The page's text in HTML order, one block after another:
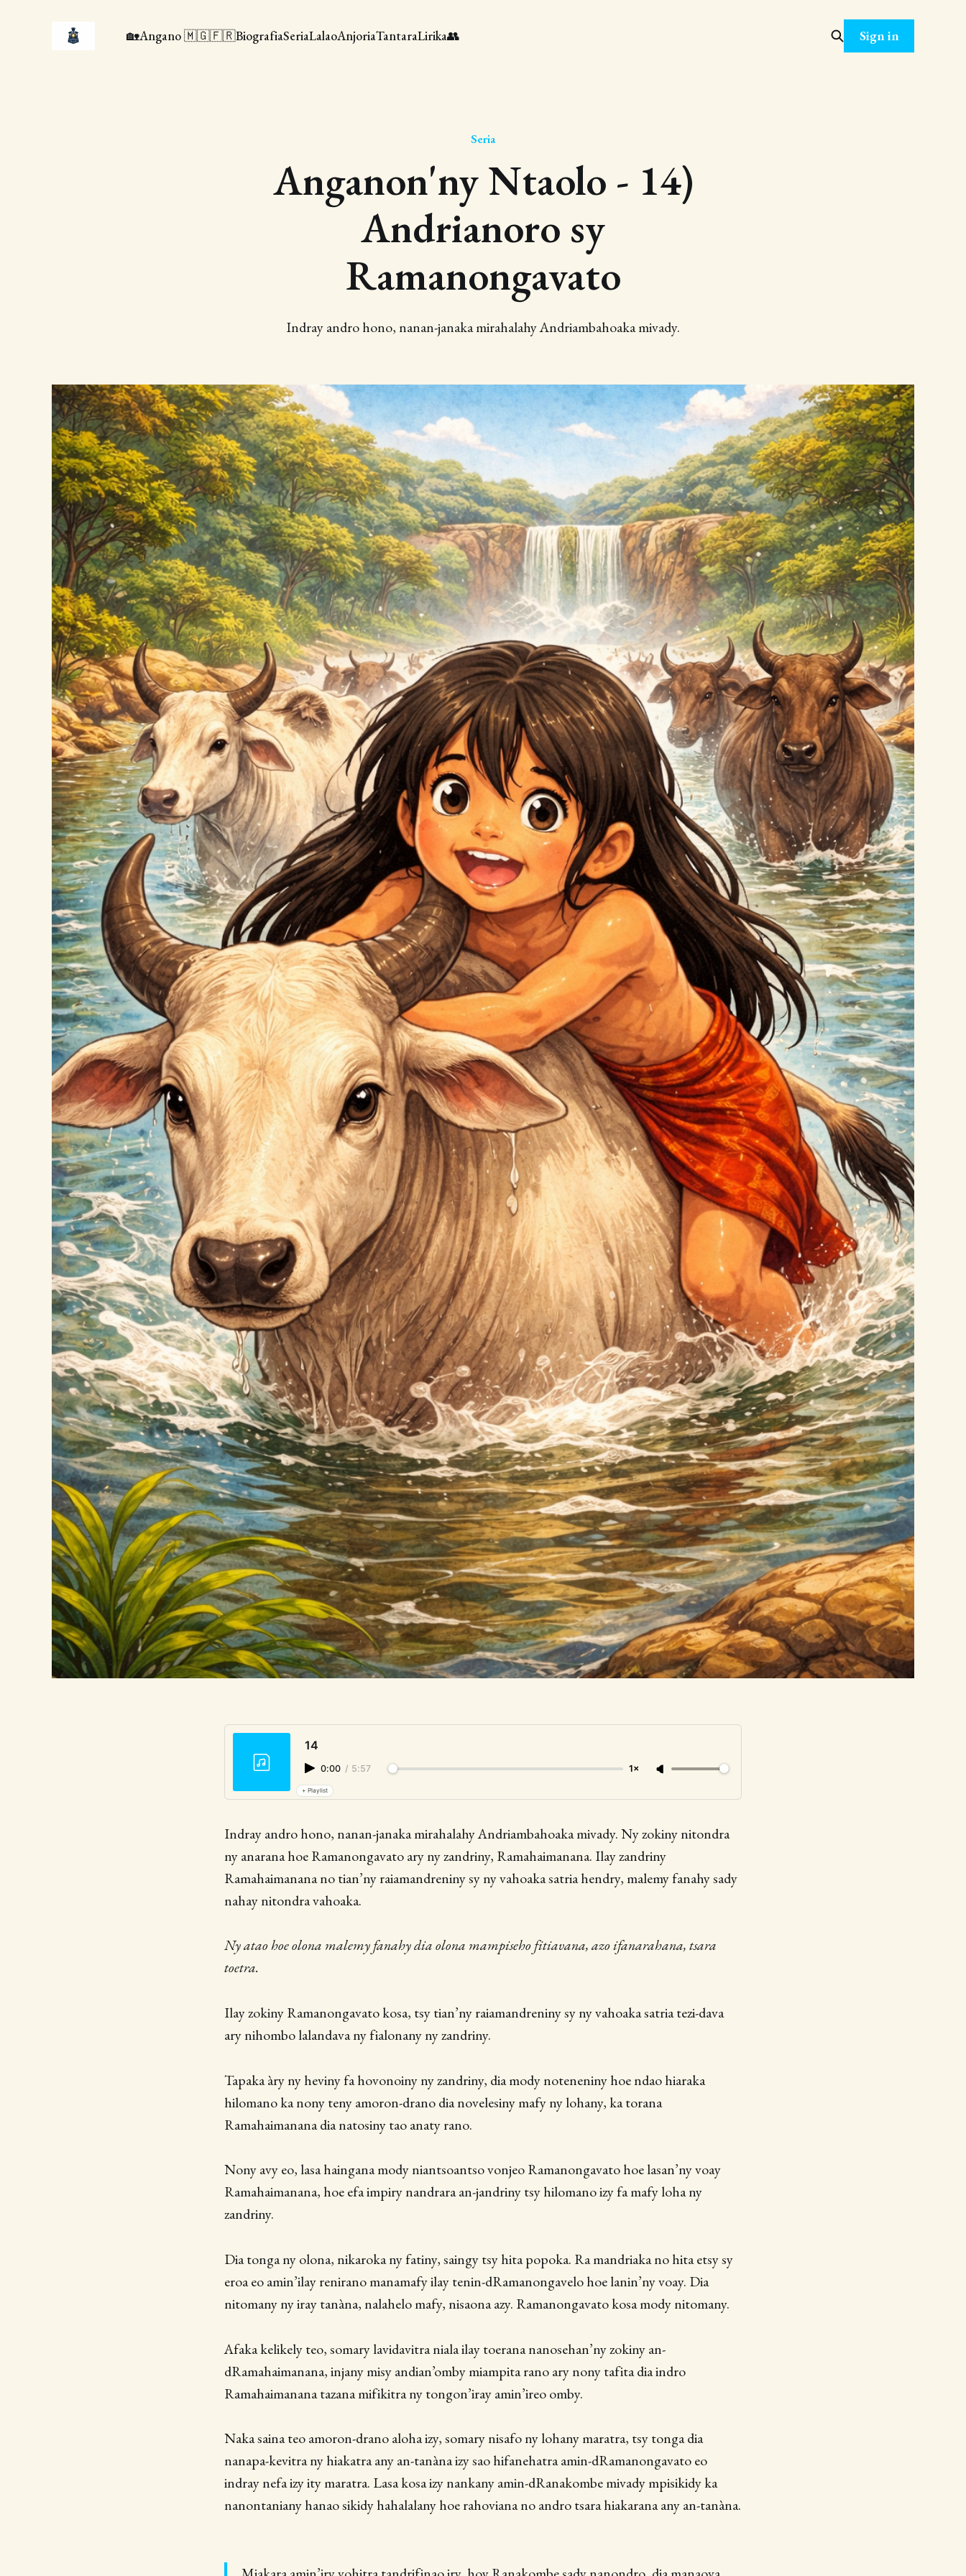
🏡Angano 🇲🇬🇫🇷BiografiaSeriaLalaoAnjoriaTantaraLirika👥 Sign in
Seria
Anganon'ny Ntaolo - 14)
Andrianoro sy
Ramanongavato
Indray andro hono, nanan-janaka mirahalahy Andriambahoaka mivady.
14
0:00 / 5:57 1×
+ Playlist
Indray andro hono, nanan-janaka mirahalahy Andriambahoaka mivady. Ny zokiny nitondra
ny anarana hoe Ramanongavato ary ny zandriny, ​Ramahaimanana​. Ilay zandriny
Ramahaimanana no tian’ny raiamandreniny sy ny vahoaka satria hendry, malemy fanahy sady
nahay nitondra vahoaka.
Ny atao hoe olona malemy fanahy dia olona mampiseho fitiavana, azo ifanarahana, tsara
toetra.
Ilay zokiny Ramanongavato kosa, tsy tian’ny raiamandreniny sy ny vahoaka satria tezi-dava
ary nihombo lalandava ny fialonany ny zandriny.
Tapaka àry ny heviny fa hovonoiny ny zandriny, dia mody noteneniny hoe ndao hiaraka
hilomano ka nony teny amoron-drano dia novelesiny mafy ny lohany, ka torana
Ramahaimanana dia natosiny tao anaty rano.
Nony avy eo, lasa haingana mody niantsoantso vonjeo Ramanongavato hoe lasan’ny voay
Ramahaimanana, hoe efa impiry nandrara an-jandriny tsy hilomano izy fa mafy loha ny
zandriny.
Dia tonga ny olona, nikaroka ny fatiny, saingy tsy hita popoka. Ra mandriaka no hita etsy sy
eroa eo amin’ilay renirano manamafy ilay tenin-dRamanongavelo hoe lanin’ny voay. Dia
nitomany ny iray tanàna, nalahelo mafy, nisaona azy. Ramanongavato kosa mody nitomany.
Afaka kelikely teo, somary lavidavitra niala ilay toerana nanosehan’ny zokiny an-
dRamahaimanana, injany misy andian’omby miampita rano ary nony tafita dia indro
Ramahaimanana tazana mifikitra ny tongon’iray amin’ireo omby.
Naka saina teo amoron-drano aloha izy, somary nisafo ny lohany maratra, tsy tonga dia
nanapa-kevitra ny hiakatra any an-tanàna izy sao hifanehatra amin-dRamanongavato eo
indray nefa izy ity maratra. Lasa kosa izy nankany amin-dRanakombe mivady mpisikidy​ ka
nanontaniany hanao sikidy hahalalany hoe rahoviana no andro tsara hiakarana any an-tanàna.